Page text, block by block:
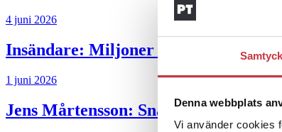
Denna webbplats
Vi använder cookies
4 juni 2026
Insändare: Miljoner i sjön –
1 juni 2026
Jens Mårtensson: Snart 20 år i tjänst